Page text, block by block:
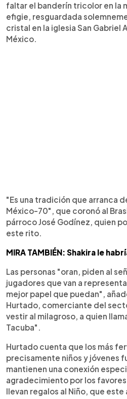
faltar el banderín tricolor en la
efigie, resguardada
cristal en la iglesia San Gabriel
México.
"Es una tradición que arranca
México-70", que coronó al
párroco José Godínez, quien
este rito.
MIRA TAMBIÉN: Shakira le
Las personas "oran, piden al
jugadores que van a
mejor papel que puedan",
Hurtado, comerciante del
vestir al milagroso, a quien
Tacuba".
Hurtado cuenta que los más
precisamente niños y jóvenes
mantienen una conexión
agradecimiento por los
llevan regalos al Niño, que